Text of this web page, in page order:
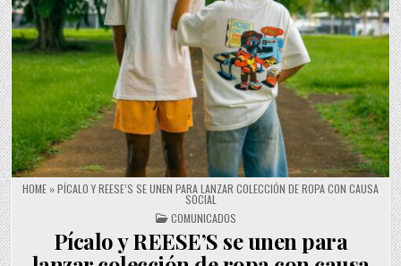
HOME »PÍCALO Y REESE’S SE UNEN PARA LANZAR COLECCIÓN DE ROPA CON CAUSA
SOCIAL
POSTED IN
COMUNICADOS
Pícalo y REESE’S se unen para